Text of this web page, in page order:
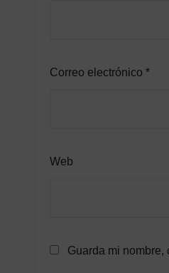
Correo electrónico *
Web
Guarda mi